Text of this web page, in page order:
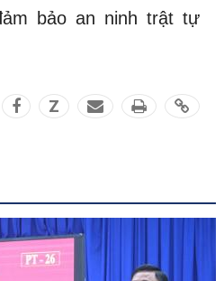
bảo an ninh trật tự
Z